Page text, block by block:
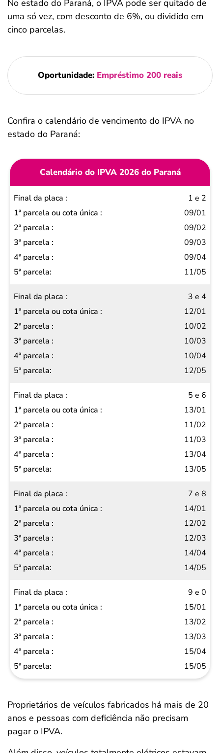
No estado do Paraná, o IPVA pode ser quitado de
uma só vez, com desconto de 6%, ou dividido em
cinco parcelas.
Oportunidade: Empréstimo 200 reais
Confira o calendário de vencimento do IPVA no
estado do Paraná:
Calendário do IPVA 2026 do Paraná
Final
da
placa
1ª
parcela
ou cota
2ª
parcela
3ª
parcela
4ª
parcela
5ª
parcela
1 e 2
09/01
09/02
09/03
09/04
11/05
3 e 4
12/01
10/02
10/03
10/04
12/05
5 e 6
13/01
11/02
11/03
13/04
13/05
7 e 8
14/01
12/02
12/03
14/04
14/05
9 e 0
15/01
13/02
13/03
15/04
15/05
Proprietários de veículos fabricados há mais de 20
anos e pessoas com deficiência não precisam
pagar o IPVA.